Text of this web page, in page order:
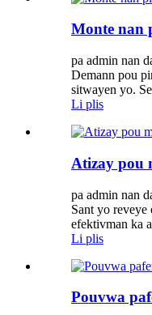
Monte nan
pa admin nan
Demann pou
sitwayen yo.
Li plis
Atizay pou
pa admin nan
Sant yo
efektivman ka
Li plis
Pouvwa